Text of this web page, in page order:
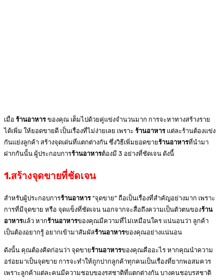
เมื่อ ร้านอาหาร ของคุณ เต็มไปด้วยคู่แข่งจำนวนมาก การจะหาทางสร้างราย
ได้เพิ่ม ให้ยอดขายดี เป็นเรื่องที่ไม่ง่ายเลย เพราะ ร้านอาหาร แต่ละร้านต้องแข่ง
กันแย่งลูกค้า สร้างจุดเด่นที่แตกต่างกัน ซึ่งวิธีเพิ่มยอดขายร้านอาหารที่นำมา
ฝากกันนั้น ผู้ประกอบการร้านอาหารต้องมี 3 อย่างที่ชัดเจน ดังนี้
1.สร้างจุดขายที่ชัดเจน
สำหรับผู้ประกอบการร้านอาหาร “จุดขาย” ถือเป็นเรื่องที่สำคัญอย่างมาก เพราะ
การที่มีจุดขาย หรือ จุดแข็งที่ชัดเจน นอกจากจะสื่อถึงความเป็นตัวตนของร้าน
อาหารแล้ว หากร้านอาหารของคุณมีความที่ไม่เหมือนใคร แน่นอนว่า ลูกค้า
เป็นต้องอยากรู้ อยากเข้ามาสัมผัสร้านอาหารของคุณอย่างแน่นอน
ดังนั้น คุณต้องคิดก่อนว่า จุดขายร้านอาหารของคุณคืออะไร หากคุณนำความ
อร่อยมาเป็นจุดขาย การจะทำให้ถูกปากลูกค้าทุกคนเป็นเรื่องที่ยากพอสมควร
เพราะลูกค้าแต่ละคนมีความชอบของรสชาติที่แตกต่างกัน บางคนชอบรสชาติ